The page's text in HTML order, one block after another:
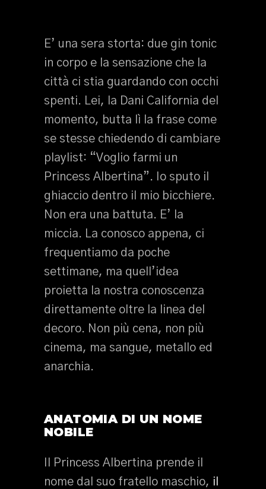
E’ una sera storta: due gin tonic
in corpo e la sensazione che la
città ci stia guardando con occhi
spenti. Lei, la Dani California del
momento, butta lì la frase come
se stesse chiedendo di cambiare
playlist: “Voglio farmi un
Princess Albertina”. Io sputo il
ghiaccio dentro il mio bicchiere.
Non era una battuta. E’ la
miccia. La conosco appena, ci
frequentiamo da poche
settimane, ma quell’idea
proietta la nostra conoscenza
direttamente oltre la linea del
decoro. Non più cena, non più
cinema, ma sangue, metallo ed
anarchia.
ANATOMIA DI UN NOME
NOBILE
Il Princess Albertina prende il
nome dal suo fratello maschio, il